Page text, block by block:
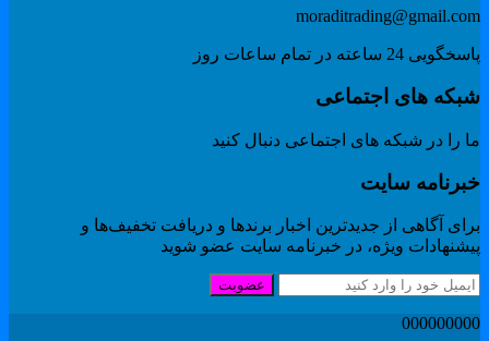
24 ساعته در تمام ساعات روز
های اجتماعی
را در شبکه های اجتماعی دنبال کنید
سایت
آگاهی از جدیدترین اخبار برندها و دریافت تخفیف‌ها و
ویژه، در خبرنامه سایت عضو شوید
عضویت